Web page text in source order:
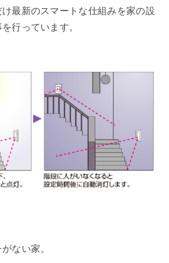
最新のスマートな仕組みを家の設
行っています。
ない家。